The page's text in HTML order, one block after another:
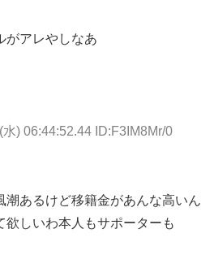
がアレやしなあ
) 06:44:52.44 ID:F3IM8Mr/0
潮あるけど移籍金があんな高いん
欲しいわ本人もサポーターも